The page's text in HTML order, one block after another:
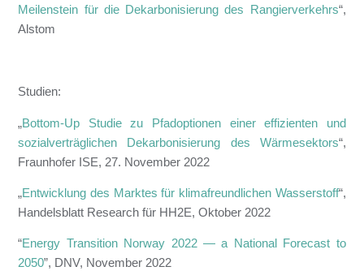
Meilenstein für die Dekarbonisierung des Rangierverkehrs“,
Alstom
Studien:
„Bottom-Up Studie zu Pfadoptionen einer effizienten und
sozialverträglichen Dekarbonisierung des Wärmesektors“,
Fraunhofer ISE, 27. November 2022
„Entwicklung des Marktes für klimafreundlichen Wasserstoff“,
Handelsblatt Research für HH2E, Oktober 2022
“Energy Transition Norway 2022 — a National Forecast to
2050”, DNV, November 2022